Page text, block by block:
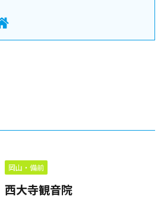
岡山・備前
西大寺観音院